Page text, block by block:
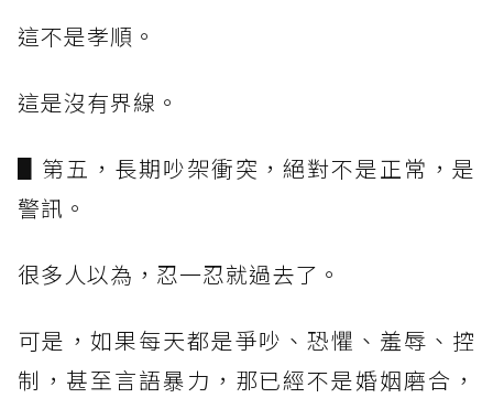
這不是孝順。
這是沒有界線。
▋第五，長期吵架衝突，絕對不是正常，是
警訊。
很多人以為，忍一忍就過去了。
可是，如果每天都是爭吵、恐懼、羞辱、控
制，甚至言語暴力，那已經不是婚姻磨合，